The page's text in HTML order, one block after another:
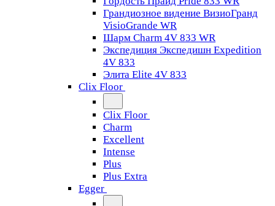
Грандиозное видение ВизиоГранд
VisioGrande WR
Шарм Charm 4V 833 WR
Экспедиция Экспедишн Expedition
4V 833
Элита Elite 4V 833
Clix Floor
Clix Floor
Charm
Excellent
Intense
Plus
Plus Extra
Egger